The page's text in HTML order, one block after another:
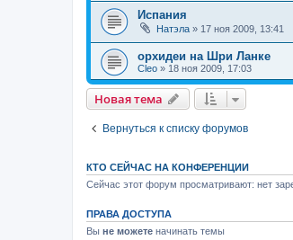
Испания
Натэла » 17 ноя 2009, 13:41
орхидеи на Шри Ланке
Cleo » 18 ноя 2009, 17:03
Новая тема
Вернуться к списку форумов
КТО СЕЙЧАС НА КОНФЕРЕНЦИИ
Сейчас этот форум просматривают: нет
ПРАВА ДОСТУПА
Вы не можете начинать темы